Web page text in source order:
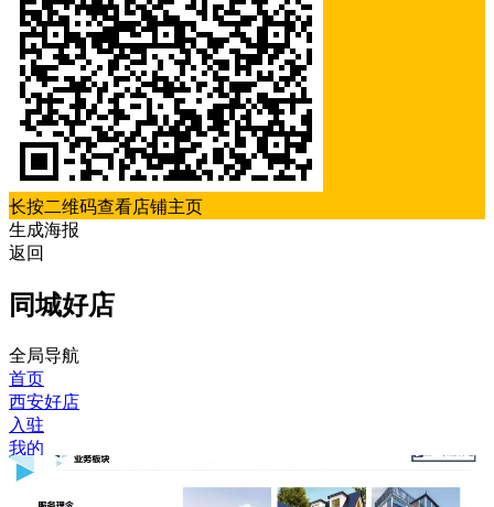
长按二维码查看店铺主页
生成海报
返回
同城好店
全局导航
首页
西安好店
入驻
我的